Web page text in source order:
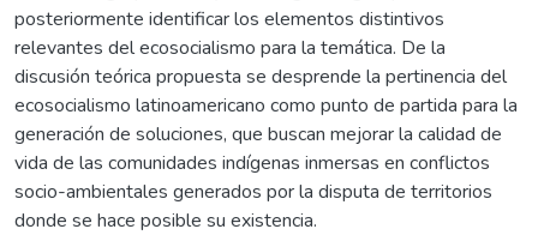
posteriormente identificar los elementos distintivos
relevantes del ecosocialismo para la temática. De la
discusión teórica propuesta se desprende la pertinencia del
ecosocialismo latinoamericano como punto de partida para la
generación de soluciones, que buscan mejorar la calidad de
vida de las comunidades indígenas inmersas en conflictos
socio-ambientales generados por la disputa de territorios
donde se hace posible su existencia.